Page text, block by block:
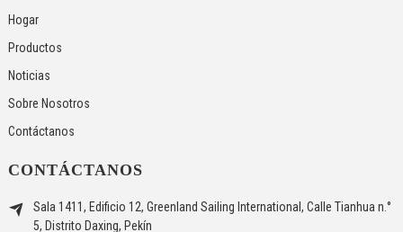
Hogar
Productos
Noticias
Sobre Nosotros
Contáctanos
CONTÁCTANOS
Sala 1411, Edificio 12, Greenland Sailing International, Calle Tianhua n.°
5, Distrito Daxing, Pekín